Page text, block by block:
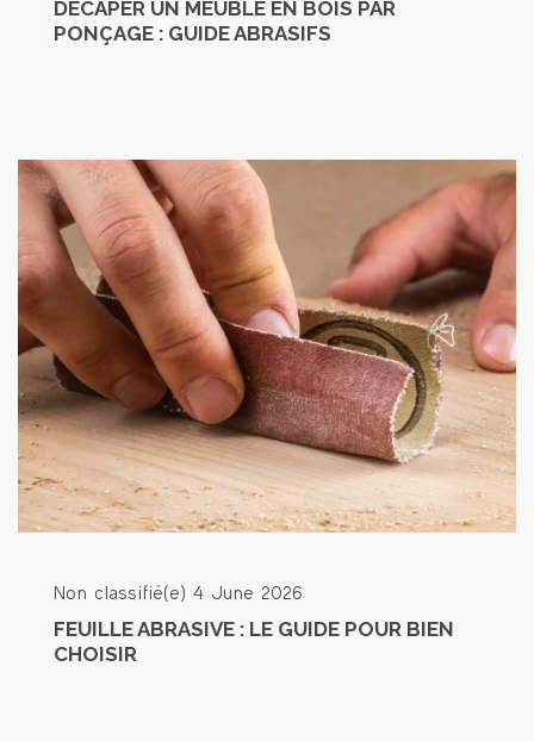
DÉCAPER UN MEUBLE EN BOIS PAR
PONÇAGE : GUIDE ABRASIFS
Non classifié(e) 4 June 2026
FEUILLE ABRASIVE : LE GUIDE POUR BIEN
CHOISIR